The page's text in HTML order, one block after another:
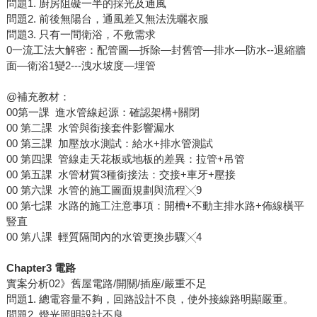
問題1. 廚房阻礙一半的採光及通風
問題2. 前後無陽台，通風差又無法洗曬衣服
問題3. 只有一間衛浴，不敷需求
0一流工法大解密：配管圖—拆除—封舊管—排水—防水--退縮牆
面—衛浴1變2---洩水坡度—埋管
@補充教材：
00第一課 進水管線起源：確認架構+關閉
00 第二課 水管與銜接套件影響漏水
00 第三課 加壓放水測試：給水+排水管測試
00 第四課 管線走天花板或地板的差異：拉管+吊管
00 第五課 水管材質3種銜接法：交接+車牙+壓接
00 第六課 水管的施工圖面規劃與流程╳9
00 第七課 水路的施工注意事項：開槽+不動主排水路+佈線橫平
豎直
00 第八課 輕質隔間內的水管更換步驟╳4
Chapter3 電路
實案分析02》舊屋電路/開關/插座/嚴重不足
問題1. 總電容量不夠，回路設計不良，使外接線路明顯嚴重。
問題2. 燈光照明設計不良。